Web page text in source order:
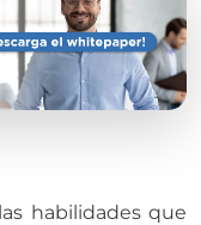
habilidades que